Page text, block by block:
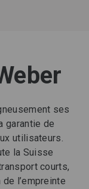
ses
garantie de
utilisateurs.
la Suisse
courts,
l’empreinte